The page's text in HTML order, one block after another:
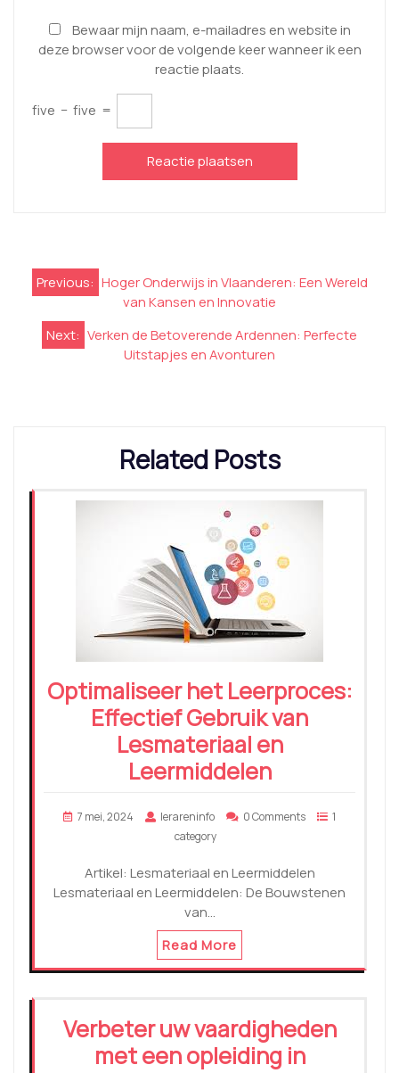
Bewaar mijn naam, e-mailadres en website in
deze browser voor de volgende keer wanneer ik een
reactie plaats.
five − five =
Berichtnavigatie
Previous: Hoger Onderwijs in Vlaanderen: Een Wereld
van Kansen en Innovatie
Next: Verken de Betoverende Ardennen: Perfecte
Uitstapjes en Avonturen
Related Posts
Optimaliseer het Leerproces:
Effectief Gebruik van
Lesmateriaal en
Leermiddelen
7 mei, 2024 lerareninfo 0 Comments
1
category
Artikel: Lesmateriaal en Leermiddelen
Lesmateriaal en Leermiddelen: De Bouwstenen
van…
Read More
Verbeter uw vaardigheden
met een opleiding in